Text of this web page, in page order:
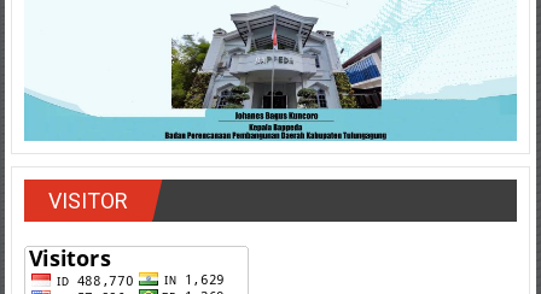
VISITOR